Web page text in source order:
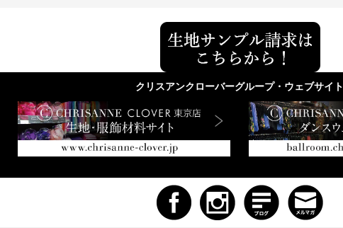
クリスアンクローバーグループ・ウェブサイト